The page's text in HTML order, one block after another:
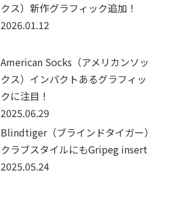
クス）新作グラフィック追加！
2026.01.12
American Socks（アメリカンソッ
クス）インパクトあるグラフィッ
クに注目！
2025.06.29
Blindtiger（ブラインドタイガー）
クラブスタイルにもGripeg insert
2025.05.24